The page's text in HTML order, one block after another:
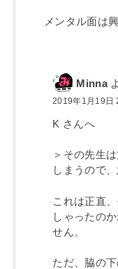
メンタル面は
Minna
2019年1月19日
K さんへ
＞その先生
しまうので
これは正直
しゃったの
せん。
ただ、脇の